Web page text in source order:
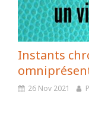
Instants
26 Nov 2021